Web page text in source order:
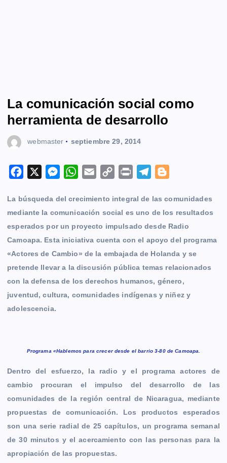
La comunicación social como
herramienta de desarrollo
webmaster septiembre 29, 2014
c
e
b
o
o
k
M
s
s
e
n
g
e
r
W
a
t
s
A
p
p
a
i
l
C
p
y
L
i
n
k
i
n
t
l
e
g
r
a
m
o
g
g
e
r
La búsqueda del crecimiento integral de las comunidades
mediante la comunicación social es uno de los resultados
esperados por un proyecto impulsado desde Radio
Camoapa. Esta iniciativa cuenta con el apoyo del programa
«Actores de Cambio» de la embajada de Holanda y se
pretende llevar a la discusión pública temas relacionados
con la defensa de los derechos humanos, género,
juventud, cultura, comunidades indígenas y niñez y
adolescencia.
Programa «Hablemos para crecer desde el barrio 3-80 de Camoapa.
Dentro del esfuerzo, la radio y el programa actores de
cambio procuran el impulso del desarrollo de las
comunidades de la región central de Nicaragua, mediante
propuestas de comunicación. Los productos esperados
son una serie radial de 25 capítulos, un programa semanal
de 30 minutos y el acercamiento con las personas para la
apropiación de las propuestas.